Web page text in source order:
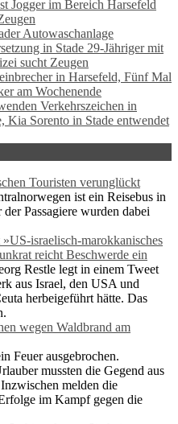
Jogger im Bereich Harsefeld
Autowaschanlage
in Stade 29-Jähriger mit
sucht Zeugen
in Harsefeld, Fünf Mal
am Wochenende
Verkehrszeichen in
Kia Sorento in Stade entwendet
Touristen verunglückt
ist ein Reisebus in
Passagiere wurden dabei
israelisch-marokkanisches
reicht Beschwerde ein
Restle legt in einem Tweet
aus Israel, den USA und
herbeigeführt hätte. Das
wegen Waldbrand am
Feuer ausgebrochen.
mussten die Gegend aus
melden die
im Kampf gegen die